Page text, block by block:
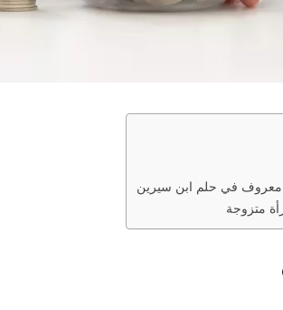
في حلم ابن سيرين
متزوجة